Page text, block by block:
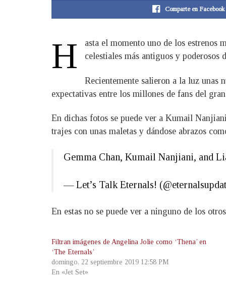
Comparte en Facebook
H
asta el momento uno de los estrenos
celestiales más antiguos y
Recientemente salieron a la luz unas
expectativas entre los millones de fans del
En dichas fotos se puede ver a Kumail
trajes con unas maletas y dándose abrazos
Gemma Chan, Kumail Nanjiani, and
— Let’s Talk Eternals!
En estas no se puede ver a ninguno de los
Filtran imágenes de Angelina Jolie como ‘Thena’ en
‘The Eternals’
domingo, 22 septiembre 2019 12:58 PM
En «Jet Set»